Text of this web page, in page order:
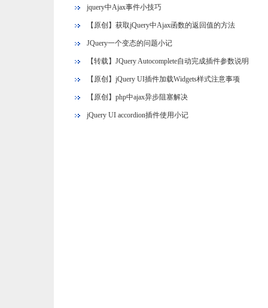
jquery中Ajax事件小技巧
【原创】获取jQuery中Ajax函数的返回值的方法
JQuery一个变态的问题小记
【转载】JQuery Autocomplete自动完成插件参数说明
【原创】jQuery UI插件加载Widgets样式注意事项
【原创】php中ajax异步阻塞解决
jQuery UI accordion插件使用小记